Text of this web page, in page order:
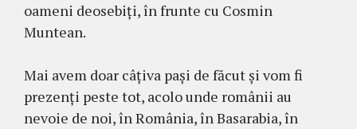
oameni deosebiți, în frunte cu Cosmin
Muntean.
Mai avem doar câțiva pași de făcut și vom fi
prezenți peste tot, acolo unde românii au
nevoie de noi, în România, în Basarabia, în